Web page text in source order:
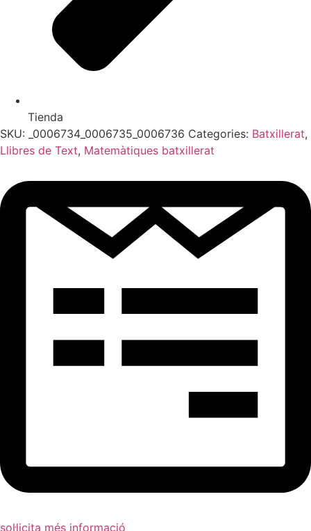
Tienda
SKU:
_0006734_0006735_0006736 Categories: Batxillerat,
Llibres de Text, Matemàtiques batxillerat
sol·licita més informació